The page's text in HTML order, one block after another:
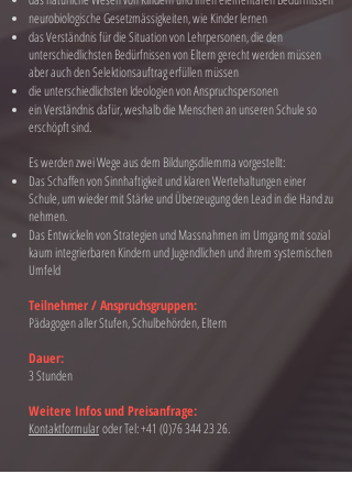
neurobiologische Gesetzmässigkeiten, wie Kinder lernen
das Verständnis für die Situation von Lehrpersonen, die den
unterschiedlichsten Bedürfnissen von Eltern gerecht werden müssen
aber auch den Selektionsauftrag erfüllen müssen
die unterschiedlichsten Ideologien von Anspruchspersonen
ein Verständnis dafür, weshalb die Menschen an unseren Schule so
erschöpft sind.
Es werden zwei Wege aus dem Bildungsdilemma vorgestellt:
Das Schaffen von Sinnhaftigkeit und klaren Wertehaltungen einer
Schule, um wieder mit Stärke und Überzeugung den Lead in die Hand zu
nehmen.
Das Entwickeln von Strategien und Massnahmen im Umgang mit sozial
kaum integrierbaren Kindern und Jugendlichen und ihrem systemischen
Umfeld
Teilnehmer / Anspruchsgruppen:
Pädagogen aller Stufen, Schulbehörden, Eltern
Dauer:
3 Stunden
Weitere Infos und Preisanfrage:
Kontaktformularoder Tel:+41 (0)76 344 23 26.